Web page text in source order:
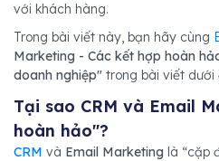
với khách hàng.
Trong bài viết này, bạn hãy cùng
Marketing - Các kết hợp hoàn
doanh nghiệp" trong bài viết dưới
Tại sao CRM và Email
hoàn hảo"?
CRM và Email Marketing là “cặp